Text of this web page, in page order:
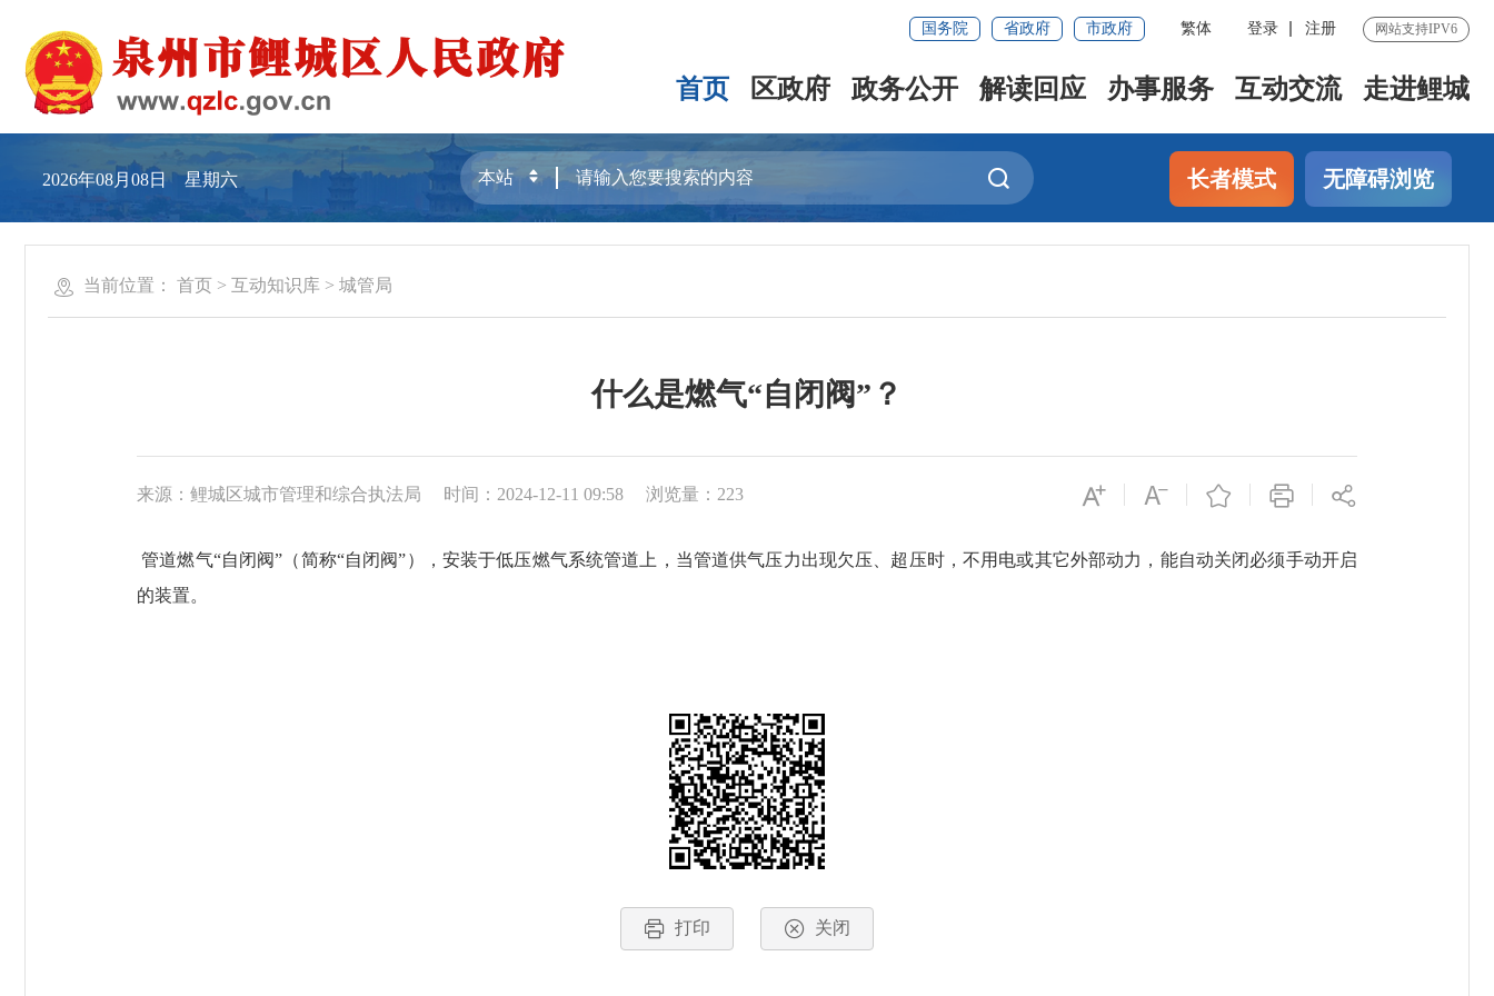
国务院 省政府 市政府 繁体 登录 注册 网站支持IPV6
首页 区政府 政务公开 解读回应 办事服务 互动交流 走进鲤城
2026年08月08日 星期六 长者模式 无障碍浏览
当前位置： 首页 > 互动知识库 > 城管局
什么是燃气“自闭阀”？
来源：鲤城区城市管理和综合执法局 时间：2024-12-11 09:58 浏览量： 223
管道燃气“自闭阀”（简称“自闭阀”），安装于低压燃气系统管道上，当管道供气压力出现欠压、超压时，不用电或其它外部动力，能自动关闭必须手动开启
的装置。
打印 关闭